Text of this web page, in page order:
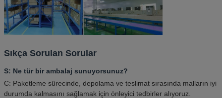
Sıkça Sorulan Sorular
S: Ne tür bir ambalaj sunuyorsunuz?
C: Paketleme sürecinde, depolama ve teslimat sırasında malların iyi
durumda kalmasını sağlamak için önleyici tedbirler alıyoruz.